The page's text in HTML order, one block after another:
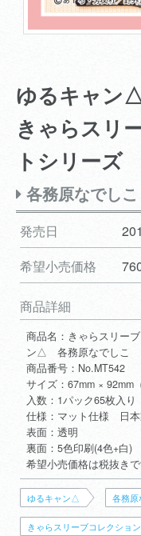
ゆるキャン
きゃらスリ
トシリーズ
各務原なでしこ
発売日
希望小売価格
商品詳細
商品名：きゃらスリー
ン△ 各務原なでしこ
商品番号：No.MT542
サイズ：67mm × 92mm
入数：1パック65枚入り
仕様：マット仕様 日
表面：透明
裏面：5色印刷(4色+白)
希望小売価格は税抜き
ゆるキャン△ 各務原
きゃらスリーブコレクショ